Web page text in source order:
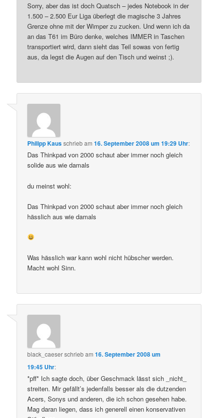
Sorry, aber das ist doch Quatsch – jedes Notebook in der
1.500 – 2.500 Eur Liga überlegt die magische 3 Jahres
Grenze ohne mit der Wimper zu zucken. Und wenn ich da
an das T61 im Büro denke, welches IMMER in Taschen
transportiert wird, dann sieht das Teil sowas von fertig
aus, da legst die Augen auf den Tisch und weinst ;).
Philipp Kausschriebam16. September 2008 um 19:29 Uhr:
Das Thinkpad von 2000 schaut aber immer noch gleich
solide aus wie damals
du meinst wohl:
Das Thinkpad von 2000 schaut aber immer noch gleich
hässlich aus wie damals
Was hässlich war kann wohl nicht hübscher werden.
Macht wohl Sinn.
black_caeserschriebam16. September 2008 um
19:45 Uhr:
*pff* Ich sagte doch, über Geschmack lässt sich _nicht_
streiten. Mir gefällt’s jedenfalls besser als die dutzenden
Acers, Sonys und anderen, die ich schon gesehen habe.
Mag daran liegen, dass ich generell einen konservativen